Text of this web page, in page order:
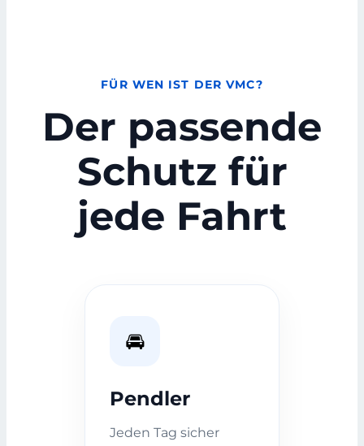
FÜR WEN IST DER VMC?
Der passende
Schutz für
jede Fahrt
🚘
Pendler
Jeden Tag sicher